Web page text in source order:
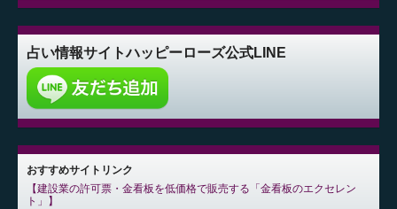
占い情報サイトハッピーローズ公式LINE
おすすめサイトリンク
建設業の許可票・金看板を低価格で販売する「金看板のエクセレン
ト」